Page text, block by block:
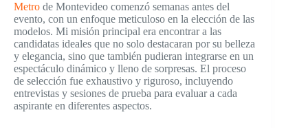
Metro de Montevideo comenzó semanas antes del
evento, con un enfoque meticuloso en la elección de las
modelos. Mi misión principal era encontrar a las
candidatas ideales que no solo destacaran por su belleza
y elegancia, sino que también pudieran integrarse en un
espectáculo dinámico y lleno de sorpresas. El proceso
de selección fue exhaustivo y riguroso, incluyendo
entrevistas y sesiones de prueba para evaluar a cada
aspirante en diferentes aspectos.